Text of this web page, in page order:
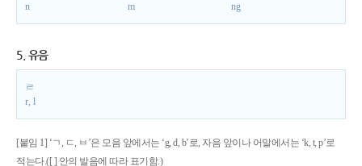
n
m
ng
5. 유음
ㄹ
r, l
[붙임 1] ‘ㄱ, ㄷ, ㅂ’은 모음 앞에서는 ‘g, d, b’로, 자음 앞이나 어말에서는 ‘k, t, p’로
적는다.([ ] 안의 발음에 따라 표기함.)